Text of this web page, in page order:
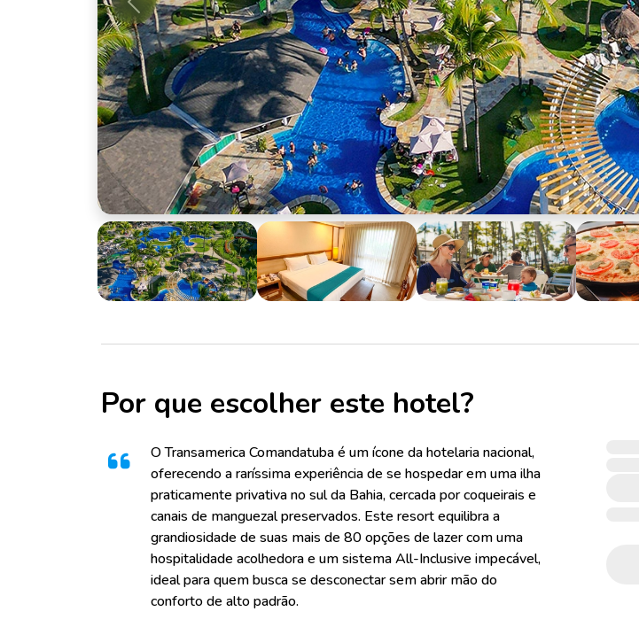
Anterior
Por que escolher este hotel?
O Transamerica Comandatuba é um ícone da hotelaria nacional,
oferecendo a raríssima experiência de se hospedar em uma ilha
praticamente privativa no sul da Bahia, cercada por coqueirais e
canais de manguezal preservados. Este resort equilibra a
grandiosidade de suas mais de 80 opções de lazer com uma
hospitalidade acolhedora e um sistema All-Inclusive impecável,
ideal para quem busca se desconectar sem abrir mão do
conforto de alto padrão.